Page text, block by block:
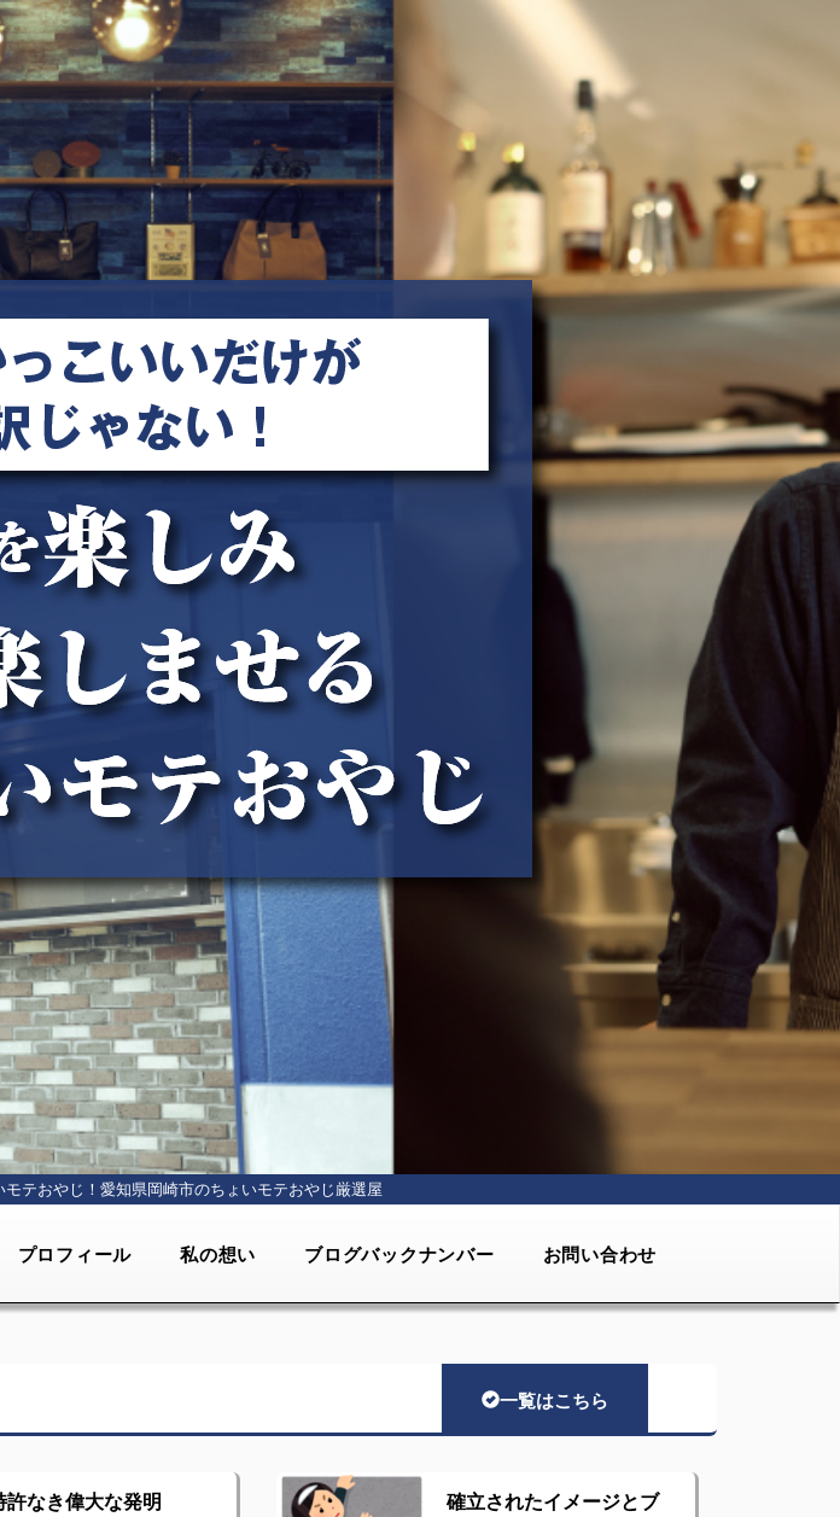
テおやじ！ 愛知県岡崎市のちょいモテおやじ厳選屋
プロフィール 私の想い ブログバックナンバー お問い合わせ
一覧はこちら
許なき偉大な発明
確立されたイメージとブ